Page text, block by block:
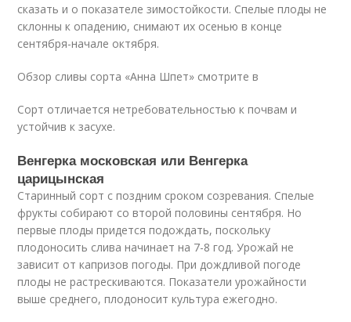
сказать и о показателе зимостойкости. Спелые плоды не
склонны к опадению, снимают их осенью в конце
сентября-начале октября.
Обзор сливы сорта «Анна Шпет» смотрите в
Сорт отличается нетребовательностью к почвам и
устойчив к засухе.
Венгерка московская или Венгерка
царицынская
Старинный сорт с поздним сроком созревания. Спелые
фрукты собирают со второй половины сентября. Но
первые плоды придется подождать, поскольку
плодоносить слива начинает на 7-8 год. Урожай не
зависит от капризов погоды. При дождливой погоде
плоды не растрескиваются. Показатели урожайности
выше среднего, плодоносит культура ежегодно.